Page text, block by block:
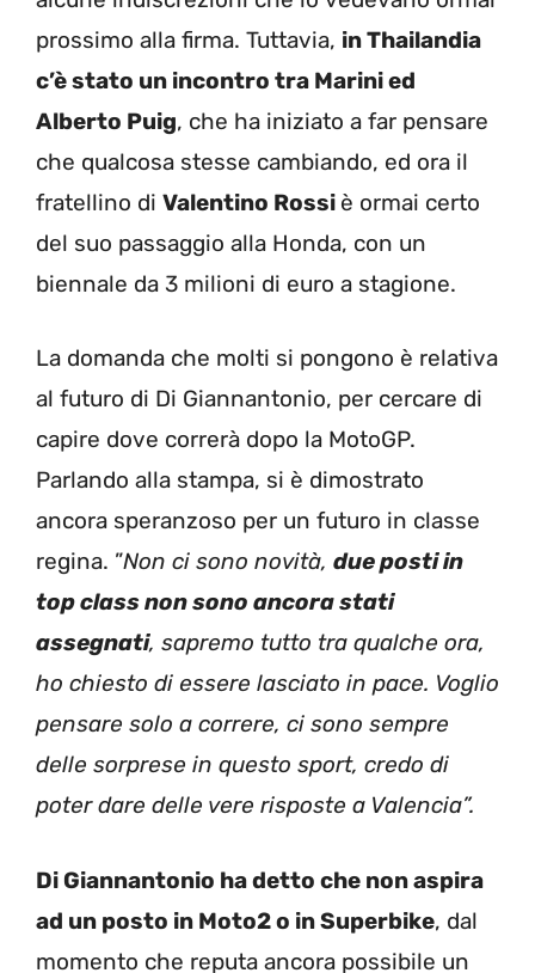
prossimo alla firma. Tuttavia, in Thailandia
c’è stato un incontro tra Marini ed
Alberto Puig, che ha iniziato a far pensare
che qualcosa stesse cambiando, ed ora il
fratellino di Valentino Rossi è ormai certo
del suo passaggio alla Honda, con un
biennale da 3 milioni di euro a stagione.
La domanda che molti si pongono è relativa
al futuro di Di Giannantonio, per cercare di
capire dove correrà dopo la MotoGP.
Parlando alla stampa, si è dimostrato
ancora speranzoso per un futuro in classe
regina. ”Non ci sono novità, due posti in
top class non sono ancora stati
assegnati, sapremo tutto tra qualche ora,
ho chiesto di essere lasciato in pace. Voglio
pensare solo a correre, ci sono sempre
delle sorprese in questo sport, credo di
poter dare delle vere risposte a Valencia”.
Di Giannantonio ha detto che non aspira
ad un posto in Moto2 o in Superbike, dal
momento che reputa ancora possibile un